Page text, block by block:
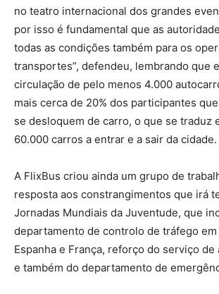
no teatro internacional dos grandes
por isso é fundamental que as
todas as condições também para os
transportes”, defendeu, lembrando que
circulação de pelo menos 4.000
mais cerca de 20% dos participantes
se desloquem de carro, o que se traduz
60.000 carros a entrar e a sair da cidade.
A FlixBus criou ainda um grupo de
resposta aos constrangimentos que irá
Jornadas Mundiais da Juventude, que
departamento de controlo de tráfego
Espanha e França, reforço do serviço de
e também do departamento de